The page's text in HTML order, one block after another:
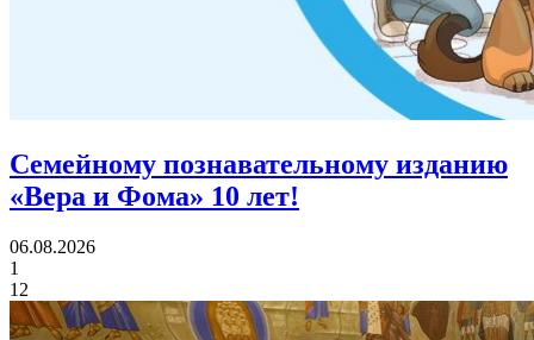
Семейному познавательному изданию
«Вера и Фома» 10 лет!
06.08.2026
1
12